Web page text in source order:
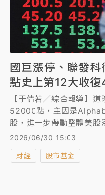
國巨漲停、聯發
點史上第12大收復
【于倩若／綜合報導】
52000點，主因是
股，進一步帶動整體美股
海、聯發科、台達電權值
1400點衝破46300點關卡
2026/06/30 15:03
財經 股市基金